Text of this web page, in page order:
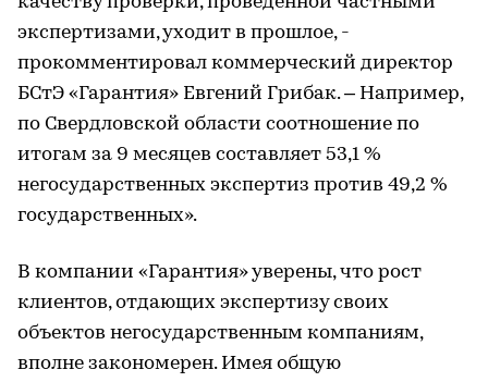
экспертизами, уходит в прошлое, -
прокомментировал коммерческий директор
БСтЭ «Гарантия» Евгений Грибак. – Например,
по Свердловской области соотношение по
итогам за 9 месяцев составляет 53,1 %
негосударственных экспертиз против 49,2 %
государственных».
В компании «Гарантия» уверены, что рост
клиентов, отдающих экспертизу своих
объектов негосударственным компаниям,
вполне закономерен. Имея общую